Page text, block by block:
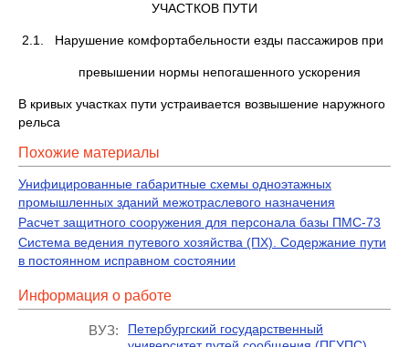
УЧАСТКОВ ПУТИ
2.1. Нарушение комфортабельности езды пассажиров при
превышении нормы непогашенного ускорения
В кривых участках пути устраивается возвышение наружного
рельса
Похожие материалы
Унифицированные габаритные схемы одноэтажных
промышленных зданий межотраслевого назначения
Расчет защитного сооружения для персонала базы ПМС-73
Система ведения путевого хозяйства (ПХ). Содержание пути
в постоянном исправном состоянии
Информация о работе
ВУЗ:
Петербургский государственный